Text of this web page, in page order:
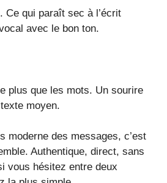
Ce qui paraît sec à l’écrit
avec le bon ton.
plus que les mots. Un sourire
moyen.
moderne des messages, c’est
Authentique, direct, sans
vous hésitez entre deux